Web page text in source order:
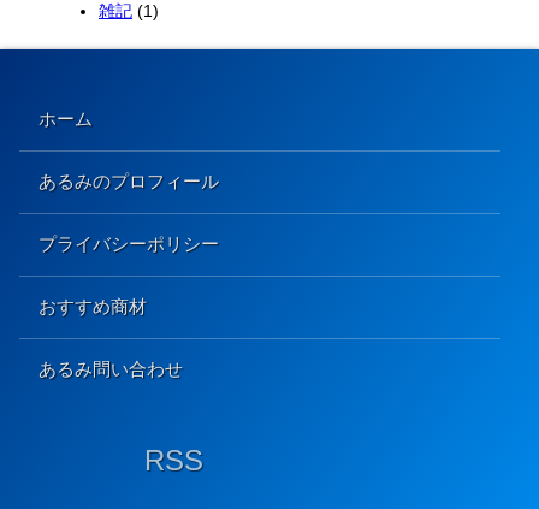
雑記 (1)
ホーム
あるみのプロフィール
プライバシーポリシー
おすすめ商材
あるみ問い合わせ
RSS